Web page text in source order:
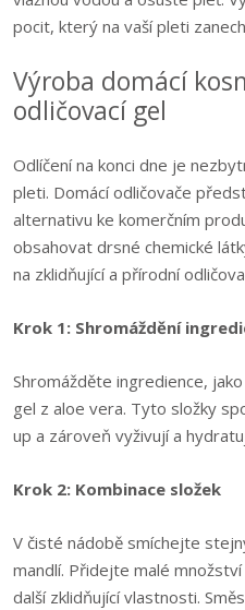
pocit, který na vaší pleti
Výroba domácí
odličovací gel
Odlíčení na konci dne je
pleti. Domácí odličovače
alternativu ke komerčním
obsahovat drsné chemické
na zklidňující a přírodní
Krok 1: Shromáždění
Shromážděte ingredience,
gel z aloe vera. Tyto složky
up a zároveň vyživují a
Krok 2: Kombinace složek
V čisté nádobě smíchejte
mandlí. Přidejte malé
další zklidňující vlastnosti.